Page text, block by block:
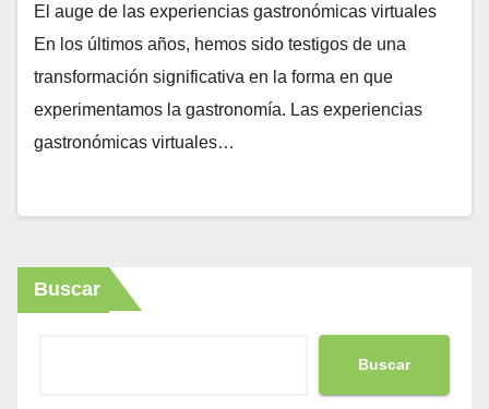
El auge de las experiencias gastronómicas virtuales
En los últimos años, hemos sido testigos de una
transformación significativa en la forma en que
experimentamos la gastronomía. Las experiencias
gastronómicas virtuales…
Buscar
Buscar